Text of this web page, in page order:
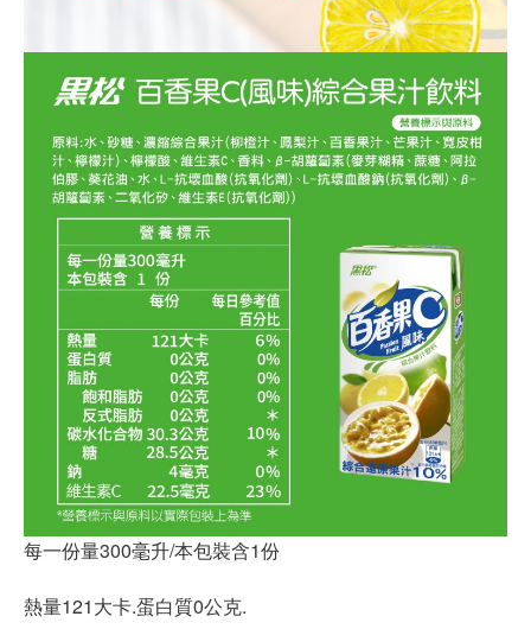
每一份量300毫升/本包裝含1份
熱量121大卡.蛋白質0公克.